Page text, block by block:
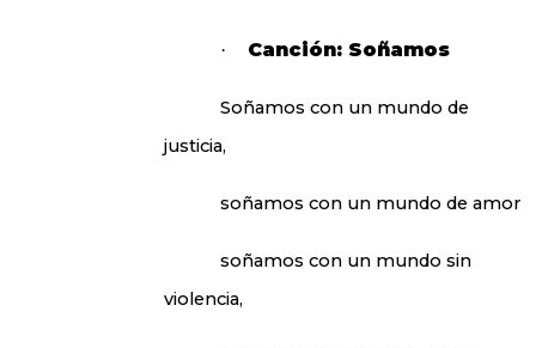
· Canción: Soñamos
Soñamos con un mundo de
justicia,
soñamos con un mundo de amor
soñamos con un mundo sin
violencia,